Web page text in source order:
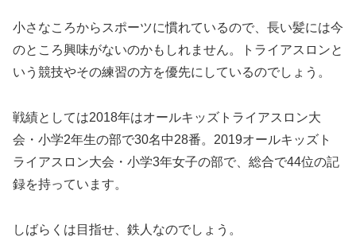
小さなころからスポーツに慣れているので、長い髪には今
のところ興味がないのかもしれません。トライアスロンと
いう競技やその練習の方を優先にしているのでしょう。
戦績としては2018年はオールキッズトライアスロン大
会・小学2年生の部で30名中28番。2019オールキッズト
ライアスロン大会・小学3年女子の部で、総合で44位の記
録を持っています。
しばらくは目指せ、鉄人なのでしょう。